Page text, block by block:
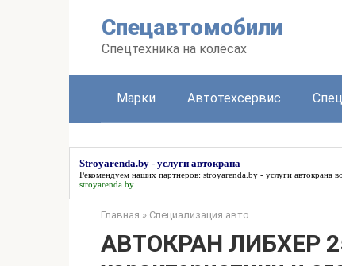
Спецавтомобили
Спецтехника на колёсах
Марки Автотехсервис
Stroyarenda.by - услуги автокрана
Рекомендуем наших партнеров: stroyarenda.by - услуги автокрана
stroyarenda.by
Главная » Специализация авто
АВТОКРАН ЛИБХЕР